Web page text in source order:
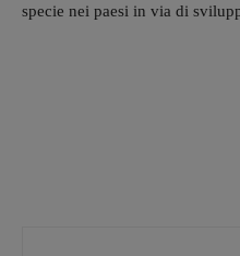
specie nei paesi in via di